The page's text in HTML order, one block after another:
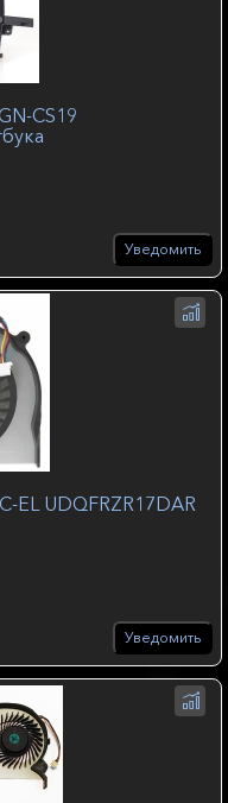
CS19
Уведомить
EL UDQFRZR17DAR
Уведомить